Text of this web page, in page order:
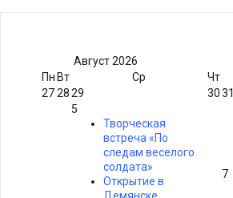
Август2026
Пн Вт Ср Чт
272829 3031
5
Творческая
встреча «По
следам веселого
солдата»
Открытие в
7